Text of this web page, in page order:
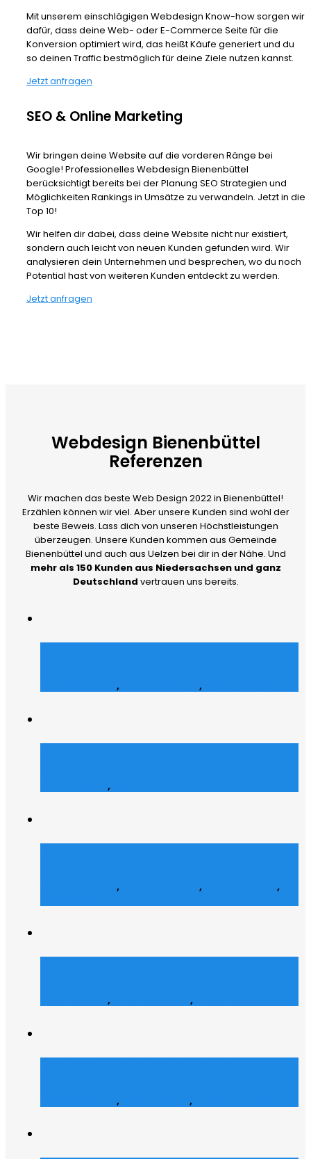
Mit unserem einschlägigen Webdesign Know-how sorgen wir
dafür, dass deine Web- oder E-Commerce Seite für die
Konversion optimiert wird, das heißt Käufe generiert und du
so deinen Traffic bestmöglich für deine Ziele nutzen kannst.
Jetzt anfragen
SEO & Online Marketing
Wir bringen deine Website auf die vorderen Ränge bei
Google! Professionelles Webdesign Bienenbüttel
berücksichtigt bereits bei der Planung SEO Strategien und
Möglichkeiten Rankings in Umsätze zu verwandeln. Jetzt in die
Top 10!
Wir helfen dir dabei, dass deine Website nicht nur existiert,
sondern auch leicht von neuen Kunden gefunden wird. Wir
analysieren dein Unternehmen und besprechen, wo du noch
Potential hast von weiteren Kunden entdeckt zu werden.
Jetzt anfragen
Webdesign Bienenbüttel
Referenzen
Wir machen das beste Web Design 2022 in Bienenbüttel!
Erzählen können wir viel. Aber unsere Kunden sind wohl der
beste Beweis. Lass dich von unseren Höchstleistungen
überzeugen. Unsere Kunden kommen aus Gemeinde
Bienenbüttel und auch aus Uelzen bei dir in der Nähe. Und
mehr als 150 Kunden aus Niedersachsen und ganz
Deutschland vertrauen uns bereits.
, ,
,
, ,
,
, ,
, ,